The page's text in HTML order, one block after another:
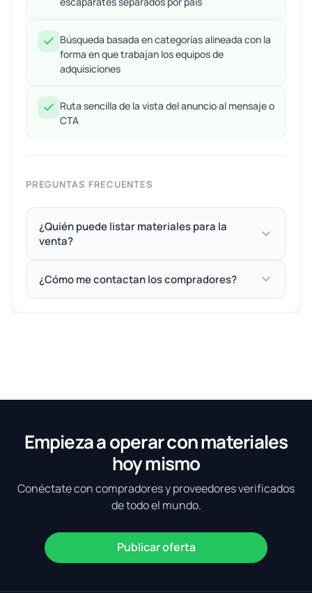
Búsqueda basada en categorías alineada con la
forma en que trabajan los equipos de
adquisiciones
Ruta sencilla de la vista del anuncio al mensaje o
CTA
PREGUNTAS FRECUENTES
¿Quién puede listar materiales para la
venta?
¿Cómo me contactan los compradores?
Empieza a operar con materiales
hoy mismo
Conéctate con compradores y proveedores verificados
de todo el mundo.
Publicar oferta